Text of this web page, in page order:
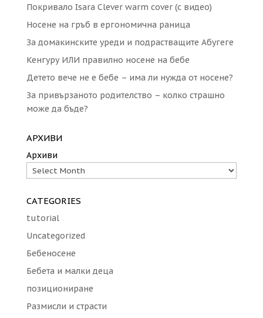
Покривало Isara Clever warm cover (с видео)
Носене на гръб в ергономична раница
За домакинските уреди и подрастващите Абугеге
Кенгуру ИЛИ правилно носене на бебе
Детето вече не е бебе – има ли нужда от носене?
За привързаното родителство – колко страшно
може да бъде?
АРХИВИ
Архиви
CATEGORIES
tutorial
Uncategorized
Бебеносене
Бебета и малки деца
позициониране
Размисли и страсти